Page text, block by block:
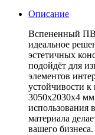
Описание
Вспененный
идеальное
эстетичных
подойдёт для
элементов
устойчивости
3050х2030х4
использования
материала
вашего бизнеса.